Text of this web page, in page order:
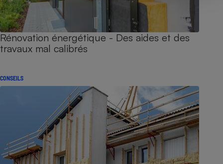
Rénovation énergétique - Des aides et des
travaux mal calibrés
CONSEILS